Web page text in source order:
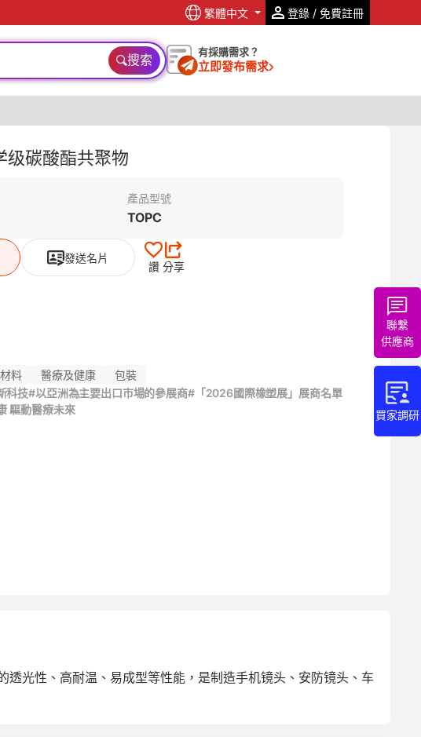
繁體中文 登錄 / 免費註冊
搜索 有採購需求？
立即發布需求
買家調研
聯繫
供應商
级碳酸酯共聚物
產品型號
TOPC
發送名片
讚 分享
料 醫療及健康
包裝
科技#以亞洲為主要出口市場的參展商#「2026國際橡塑展」展商名單
驅動醫療未來
光性、高耐温、易成型等性能，是制造手机镜头、安防镜头、车